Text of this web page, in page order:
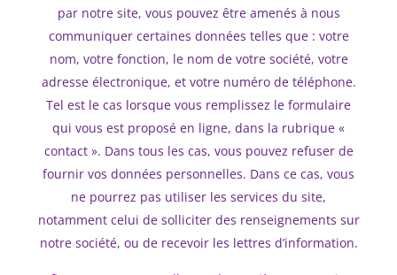
par notre site, vous pouvez être amenés à nous
communiquer certaines données telles que : votre
nom, votre fonction, le nom de votre société, votre
adresse électronique, et votre numéro de téléphone.
Tel est le cas lorsque vous remplissez le formulaire
qui vous est proposé en ligne, dans la rubrique «
contact ». Dans tous les cas, vous pouvez refuser de
fournir vos données personnelles. Dans ce cas, vous
ne pourrez pas utiliser les services du site,
notamment celui de solliciter des renseignements sur
notre société, ou de recevoir les lettres d’information.